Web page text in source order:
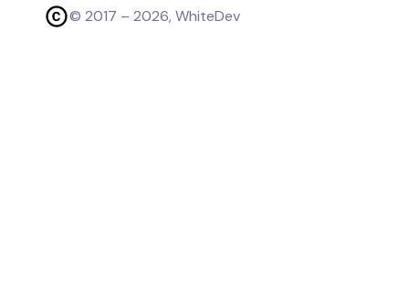
© 2017 – 2026, WhiteDev